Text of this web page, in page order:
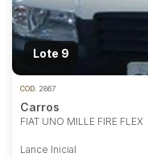
Lote 9
COD. 2867
Carros
FIAT UNO MILLE FIRE FLEX
Lance Inicial